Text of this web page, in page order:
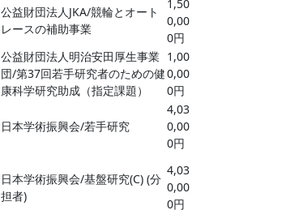
公益財団法人JKA/競輪とオート
レースの補助事業
1,50
0,00
0円
公益財団法人明治安田厚生事業
団/第37回若手研究者のための健
康科学研究助成（指定課題）
1,00
0,00
0円
日本学術振興会/若手研究
4,03
0,00
0円
日本学術振興会/基盤研究(C) (分
担者)
4,03
0,00
0円